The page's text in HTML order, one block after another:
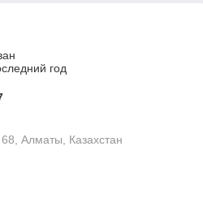
год
Алматы, Казахстан